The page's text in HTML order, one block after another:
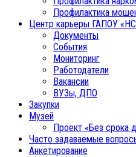
Профилактика
Центр карьеры ГАПОУ
Документы
События
Мониторинг
Работодатели
Вакансии
ВУЗы, ДПО
Закупки
Музей
Проект «Без срока
Часто задаваемые
Анкетирование